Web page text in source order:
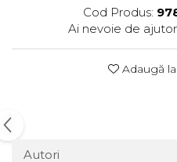
Cod Produs:
Ai nevoie de
Adaugă
Autori